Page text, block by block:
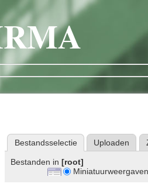
Bestandsselectie Uploaden
Bestanden in[root]
Miniatuurweergaven